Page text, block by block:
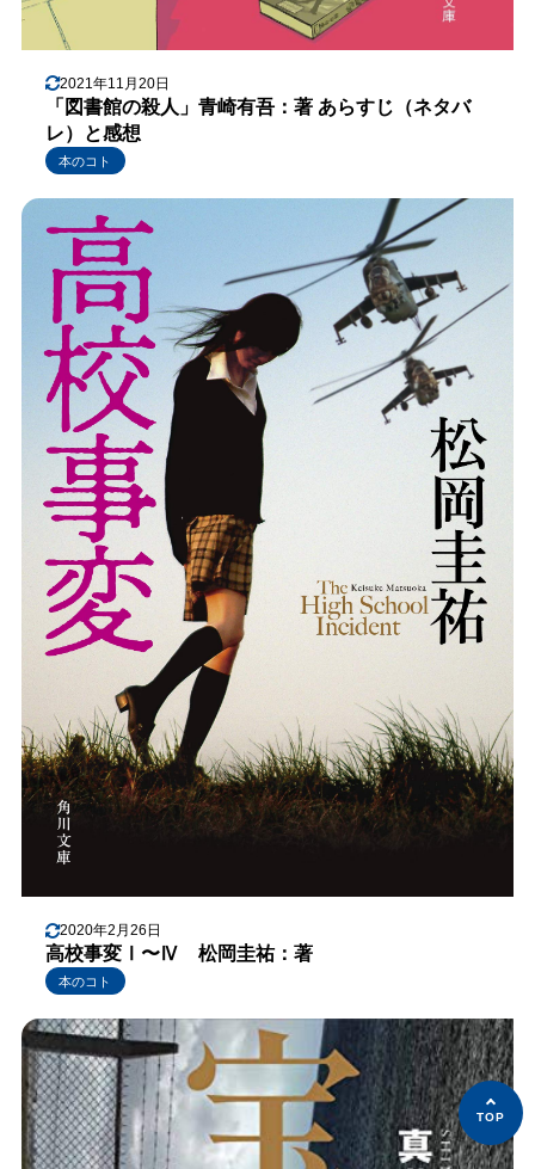
2021年11月20日
「図書館の殺人」青崎有吾：著 あらすじ（ネタバ
レ）と感想
本のコト
2020年2月26日
高校事変Ⅰ〜Ⅳ 松岡圭祐：著
本のコト